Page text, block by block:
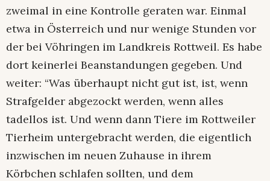
zweimal in eine Kontrolle geraten war. Einmal
etwa in Österreich und nur wenige Stunden vor
der bei Vöhringen im Landkreis Rottweil. Es habe
dort keinerlei Beanstandungen gegeben. Und
weiter: “Was überhaupt nicht gut ist, ist, wenn
Strafgelder abgezockt werden, wenn alles
tadellos ist. Und wenn dann Tiere im Rottweiler
Tierheim untergebracht werden, die eigentlich
inzwischen im neuen Zuhause in ihrem
Körbchen schlafen sollten, und dem